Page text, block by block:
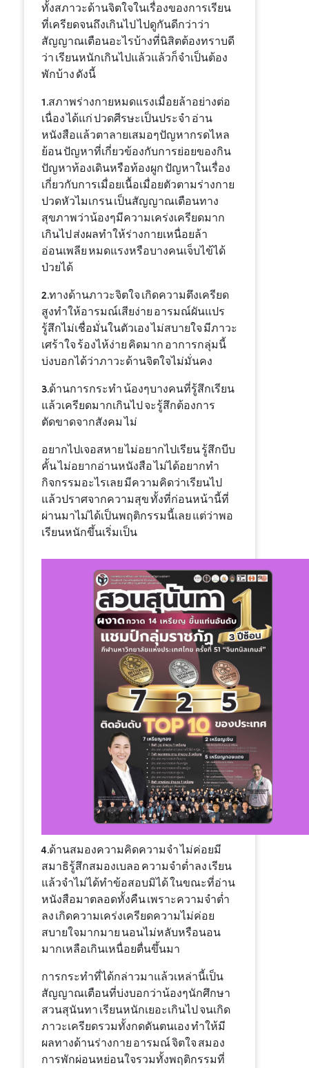
ทั้งสภาวะด้านจิตใจในเรื่องของการเรียน
ที่เครียดจนถึงเกินไป ไปดูกันดีกว่าว่า
สัญญาณเตือนอะไรบ้างที่นิสิตต้องทราบดี
ว่า เรียนหนักเกินไปแล้วแล้วก็จำเป็นต้อง
พักบ้าง ดังนี้
1.สภาพร่างกายหมดแรงเมื่อยล้าอย่างต่อ
เนื่อง ได้แก่ ปวดศีรษะเป็นประจำ อ่าน
หนังสือแล้วตาลายเสมอๆปัญหากรดไหล
ย้อน ปัญหาที่เกี่ยวข้องกับการย่อยของกิน
ปัญหาท้องเดินหรือท้องผูก ปัญหาในเรื่อง
เกี่ยวกับการเมื่อยเนื้อเมื่อยตัวตามร่างกาย
ปวดหัวไมเกรน เป็นสัญญาณเตือนทาง
สุขภาพว่าน้องๆมีความเคร่งเครียดมาก
เกินไป ส่งผลทำให้ร่างกายเหนื่อยล้า
อ่อนเพลีย หมดแรงหรือบางคนเจ็บไข้ได้
ป่วยได้
2.ทางด้านภาวะจิตใจ เกิดความตึงเครียด
สูงทำให้อารมณ์เสียง่าย อารมณ์ผันแปร
รู้สึกไม่เชื่อมั่นในตัวเอง ไม่สบายใจ มีภาวะ
เศร้าใจ ร้องไห้ง่าย คิดมาก อาการกลุ่มนี้
บ่งบอกได้ว่าภาวะด้านจิตใจไม่มั่นคง
3.ด้านการกระทำ น้องๆบางคนที่รู้สึกเรียน
แล้วเครียดมากเกินไป จะรู้สึกต้องการ
ตัดขาดจากสังคม ไม่
อยากไปเจอสหาย ไม่อยากไปเรียน รู้สึกบีบ
คั้น ไม่อยากอ่านหนังสือ ไม่ได้อยากทำ
กิจกรรมอะไรเลย มีความคิดว่าเรียนไป
แล้วปราศจากความสุข ทั้งที่ก่อนหน้านี้ที่
ผ่านมาไม่ได้เป็นพฤติกรรมนี้เลย แต่ว่าพอ
เรียนหนักขึ้นเริ่มเป็น
4.ด้านสมองความคิดความจำ ไม่ค่อยมี
สมาธิรู้สึกสมองเบลอ ความจำต่ำลง เรียน
แล้วจำไม่ได้ทำข้อสอบมิได้ ในขณะที่อ่าน
หนังสือมาตลอดทั้งคืน เพราะความจำต่ำ
ลง เกิดความเคร่งเครียดความไม่ค่อย
สบายใจมากมาย นอนไม่หลับหรือนอน
มากเหลือเกินเหนื่อยตื่นขึ้นมา
การกระทำที่ได้กล่าวมาแล้วเหล่านี้เป็น
สัญญาณเตือนที่บ่งบอกว่าน้องๆนักศึกษา
สวนสุนันทา เรียนหนักเยอะเกินไป จนเกิด
ภาวะเครียดรวมทั้งกดดันตนเอง ทำให้มี
ผลทางด้านร่างกาย อารมณ์ จิตใจ สมอง
การพักผ่อนหย่อนใจรวมทั้งพฤติกรรมที่